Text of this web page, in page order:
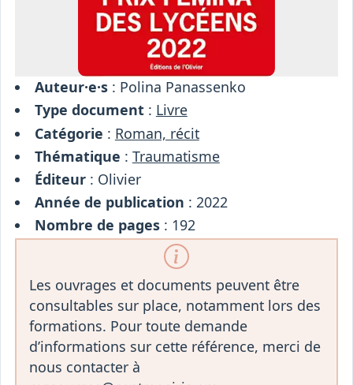
Auteur·e·s: Polina Panassenko
Type document: Livre
Catégorie : Roman, récit
Thématique : Traumatisme
Éditeur: Olivier
Année de publication : 2022
Nombre de pages: 192
Les ouvrages et documents peuvent être
consultables sur place, notamment lors des
formations. Pour toute demande
d’informations sur cette référence, merci de
nous contacter à